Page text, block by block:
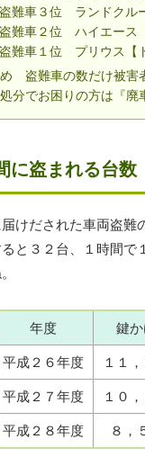
盗難車３位 ランドクル
盗難車２位 ハイエース
盗難車１位 プリウス【
め 盗難車の数だけ被害
分でお困りの方は『廃
に盗まれる台数
けだされた車両盗難
と３２台、１時間
年度 鍵
平成２６年度 １１
平成２７年度 １０
平成２８年度 ８，